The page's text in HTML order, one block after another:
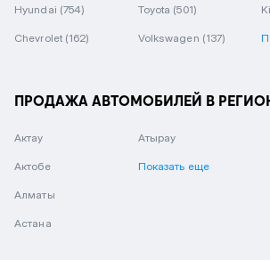
Hyundai (754) Toyota (501)
Chevrolet (162) Volkswagen (137)
ПРОДАЖА АВТОМОБИЛЕЙ В
Актау
Актобе
Алматы
Астана
Атырау
Показать еще